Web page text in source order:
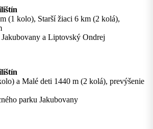
(1 kolo), Starší žiaci 6 km (2 kolá),
a Liptovský Ondrej
a Malé deti 1440 m (2 kolá), prevýšenie
parku Jakubovany